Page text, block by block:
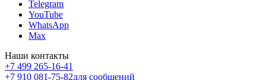
Telegram
YouTube
WhatsApp
Max
Наши контакты
+7 499 265-16-41
+7 910 081-75-82для сообщений